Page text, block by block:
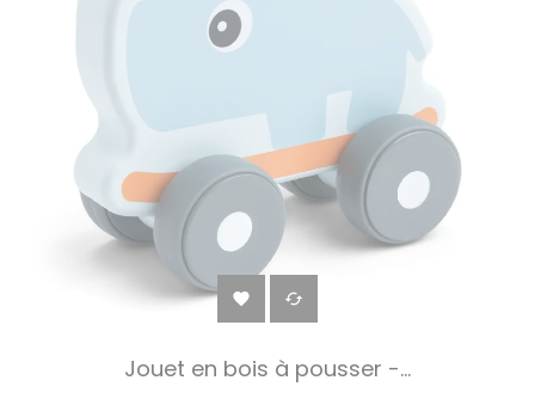
 
Jouet en bois à pousser -...